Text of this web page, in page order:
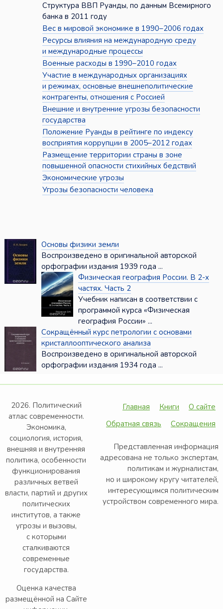
Структура ВВП Руанды, по данным Всемирного
банка в 2011 году
Вес в мировой экономике в 1990–2006 годах
Ресурсы влияния на международную среду
и международные процессы
Военные расходы в 1990–2010 годах
Участие в международных организациях
и режимах, основные внешнеполитические
контрагенты, отношения с Россией
Внешние и внутренние угрозы безопасности
государства
Положение Руанды в рейтинге по индексу
восприятия коррупции в 2005–2012 годах
Размещение территории страны в зоне
повышенной опасности стихийных бедствий
Экономические угрозы
Угрозы безопасности человека
Основы физики земли
Воспроизведено в оригинальной авторской
орфографии издания 1939 года ...
Физическая география России. В 2-х
частях. Часть 2
Учебник написан в соответствии с
программой курса «Физическая
география России» ...
Сокращённый курс петрологии с основами
кристаллооптического анализа
Воспроизведено в оригинальной авторской
орфографии издания 1934 года ...
2026. Политический
атлас современности.
Экономика,
социология, история,
внешняя и внутренняя
политика, особенности
функционирования
различных ветвей
власти, партий и других
политических
институтов, а также
угрозы и вызовы,
с которыми
сталкиваются
современные
государства.
Оценка качества
размещённой на Сайте
Главная Книги
О сайте
Обратная связь
Сокращения
Представленная информация
адресована не только экспертам,
политикам и журналистам,
но и широкому кругу читателей,
интересующимся политическим
устройством современного мира.